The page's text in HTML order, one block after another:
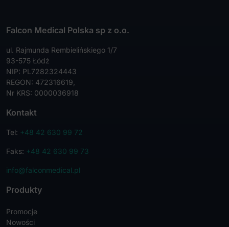
Falcon Medical Polska sp z o.o.
ul. Rajmunda Rembielińskiego 1/7
93-575 Łódź
NIP: PL7282324443
REGON: 472316619,
Nr KRS: 0000036918
Kontakt
Tel: +48 42 630 99 72
Faks: +48 42 630 99 73
info@falconmedical.pl
Produkty
Promocje
Nowości